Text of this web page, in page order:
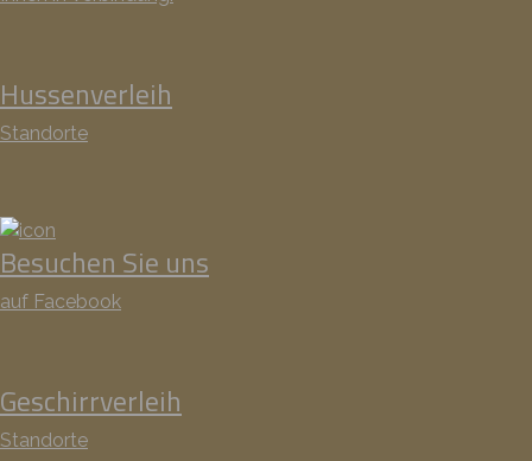
Hussenverleih
Standorte
Besuchen Sie uns
auf Facebook
Geschirrverleih
Standorte